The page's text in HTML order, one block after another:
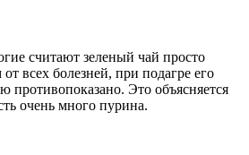
считают зеленый чай просто
всех болезней, при подагре его
противопоказано. Это объясняется
очень много пурина.